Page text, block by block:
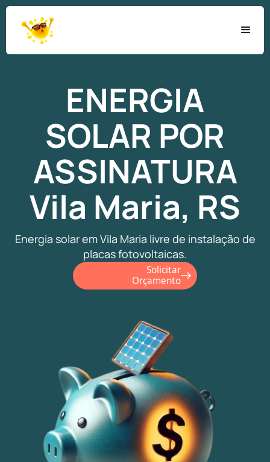
ENERGIA
SOLAR POR
ASSINATURA
Vila Maria, RS
Energia solar em Vila Maria livre de instalação de
placas fotovoltaicas.
Solicitar
Orçamento